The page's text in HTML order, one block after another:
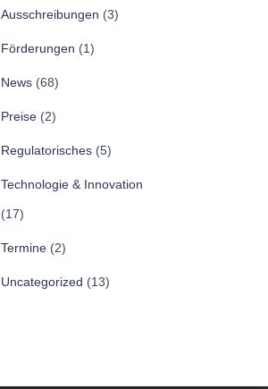
Ausschreibungen (3)
Förderungen (1)
News (68)
Preise (2)
Regulatorisches (5)
Technologie & Innovation
(17)
Termine (2)
Uncategorized (13)